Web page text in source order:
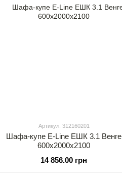
Артикул: 312160201
Шафа-купе E-Line ЕШК 3.1 Венге
600х2000х2100
14 856.00 грн